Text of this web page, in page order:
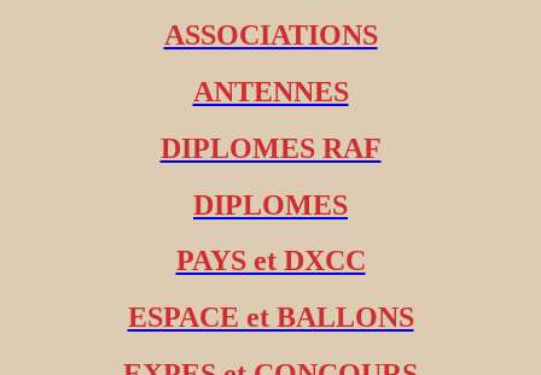
ASSOCIATIONS
ANTENNES
DIPLOMES RAF
DIPLOMES
PAYS et DXCC
ESPACE et BALLONS